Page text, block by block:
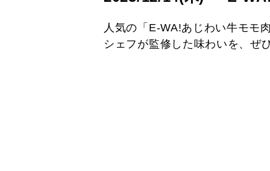
人気の「E-WA!あじわい牛モモ
シェフが監修した味わいを、ぜ